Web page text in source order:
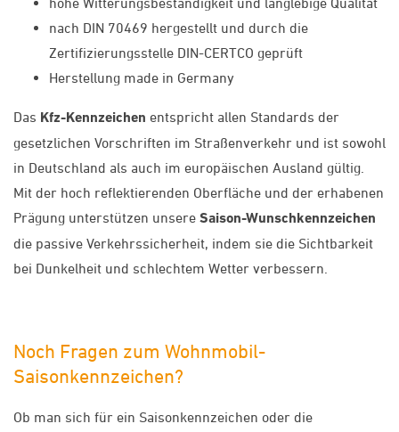
nach DIN 70469 hergestellt und durch die
Zertifizierungsstelle DIN-CERTCO geprüft
Herstellung made in Germany
Das Kfz-Kennzeichen entspricht allen Standards der
gesetzlichen Vorschriften im Straßenverkehr und ist sowohl
in Deutschland als auch im europäischen Ausland gültig.
Mit der hoch reflektierenden Oberfläche und der erhabenen
Prägung unterstützen unsere Saison-Wunschkennzeichen
die passive Verkehrssicherheit, indem sie die Sichtbarkeit
bei Dunkelheit und schlechtem Wetter verbessern.
Noch Fragen zum Wohnmobil-
Saisonkennzeichen?
Ob man sich für ein Saisonkennzeichen oder die